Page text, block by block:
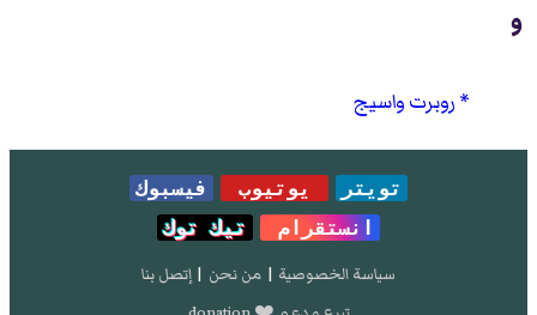
و
روبرت واسيج
تويتر يوتيوب
فيسبوك
انستقرام
تيك توك
سياسة الخصوصية | من نحن | إتصل بنا